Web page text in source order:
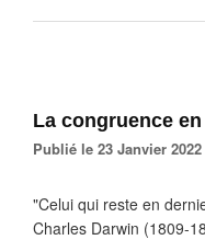
La congruence
Publié le 23 Janvier 2022
"Celui qui reste en
Charles Darwin (1809-